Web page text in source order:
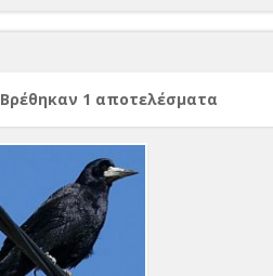
Βρέθηκαν 1 αποτελέσματα